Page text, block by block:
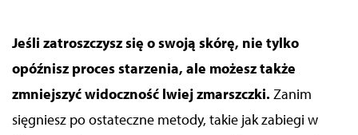
Jeśli zatroszczysz się o swoją skórę, nie tylko
opóźnisz proces starzenia, ale możesz także
zmniejszyć widoczność lwiej zmarszczki. Zanim
sięgniesz po ostateczne metody, takie jakzabiegi w